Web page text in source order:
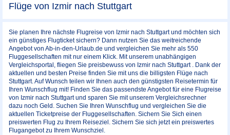
Flüge von Izmir nach Stuttgart
Sie planen Ihre nächste Flugreise von Izmir nach Stuttgart und möchten sich
ein günstiges Flugticket sichern? Dann nutzen Sie das weitreichende
Angebot von Ab-in-den-Urlaub.de und vergleichen Sie mehr als 550
Fluggesellschaften mit nur einem Klick. Mit unserem unabhängigen
Vergleichsportal, fliegen Sie preisbewuss von Izmir nach Stuttgart . Dank der
aktuellen und besten Preise finden Sie mit uns die billigsten Flüge nach
Stuttgart. Auf Wunsch teilen wir Ihnen auch den günstigsten Reisetermin für
Ihren Wunschflug mit! Finden Sie das passendste Angebot für eine Flugreise
von Izmir nach Stuttgart und sparen Sie mit unserem Vergleichsrechner
dazu noch Geld. Suchen Sie Ihren Wunschflug und vergleichen Sie die
aktuellen Ticketpreise der Fluggesellschaften. Sichern Sie Sich einen
preiswerten Flug zu Ihrem Reiseziel. Sichern Sie sich jetzt ein preiswertes
Flugangebot zu Ihrem Wunschziel.